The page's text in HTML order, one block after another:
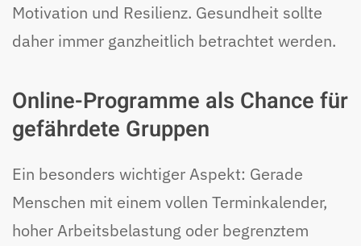
Motivation und Resilienz. Gesundheit sollte
daher immer ganzheitlich betrachtet werden.
Online-Programme als Chance für
gefährdete Gruppen
Ein besonders wichtiger Aspekt: Gerade
Menschen mit einem vollen Terminkalender,
hoher Arbeitsbelastung oder begrenztem